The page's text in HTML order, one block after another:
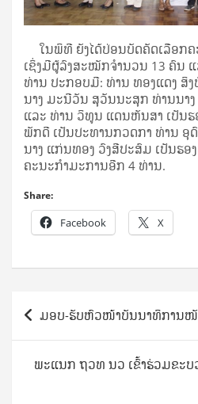
ໃນພິທີ ຍັງໄດ້ປ່ອນບັດຄັດເລືອກຄ
ເຊິ່ງມີຜູ້ລົງສະໝັກຈໍານວນ 13 ຄົນ ແ
ທ່ານ ປະກອບມີ: ທ່ານ ທອງແດງ ສິ
ນາງ ມະນີວັນ ສຸວັນນະສຸກ ທ່ານນາ
ແລະ ທ່ານ ວິທູນ ແດນຫັນສາ ເປັນ
ພັກດີ ເປັນປະທານກວດກາ ທ່ານ ອຸ
ນາງ ແກ່ນທອງ ວົງສີປະສົມ ເປັນຮອ
ຄະນະກໍາມະການອີກ 4 ທ່ານ.
Share:
Facebook X
Post
navigation
ມອບ-ຮັບຫົວໜ້າບັນນາທິການໜັ
ພະແນກ​ ຖວທ​ ນວ ເຂົ້າຮ່ວມຂະບ